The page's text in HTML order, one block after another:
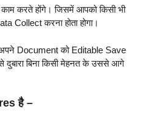
करते होंगे। जिसमें आपको किसी भी
Collect करना होता होगा।
Document को Editable Save
बिना किसी मेहनत के उससे आगे
है –